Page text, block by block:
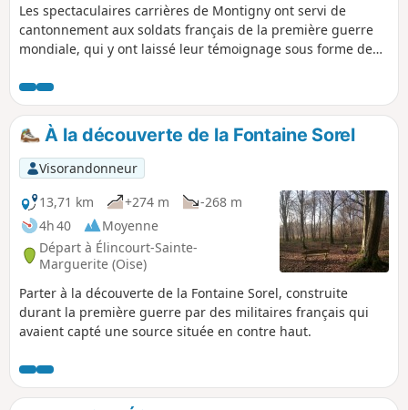
Les spectaculaires carrières de Montigny ont servi de
cantonnement aux soldats français de la première guerre
mondiale, qui y ont laissé leur témoignage sous forme de
Machemontoise, fait revivre ces lieux et y organise des
visites. Cette randonnée se propose de gagner à pied ces
carrières, principalement à travers bois, tout en passant en
revue le patrimoine de la commune.
À la découverte de la Fontaine Sorel
Visorandonneur
13,71 km
+274 m
-268 m
4h 40
Moyenne
Départ à Élincourt-Sainte-
Marguerite (Oise)
Parter à la découverte de la Fontaine Sorel, construite
durant la première guerre par des militaires français qui
avaient capté une source située en contre haut.